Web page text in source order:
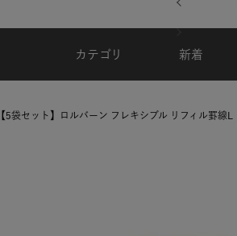
カテゴリ 新着
【5袋セット】ロルバーン フレキシブル リフィル罫線L